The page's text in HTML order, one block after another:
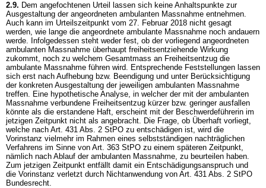
2.9. Dem angefochtenen Urteil lassen sich keine Anhaltspunkte zur
Ausgestaltung der angeordneten ambulanten Massnahme entnehmen.
Auch kann im Urteilszeitpunkt vom 27. Februar 2018 nicht gesagt
werden, wie lange die angeordnete ambulante Massnahme noch andauern
werde. Infolgedessen steht weder fest, ob der vorliegend angeordneten
ambulanten Massnahme überhaupt freiheitsentziehende Wirkung
zukommt, noch zu welchem Gesamtmass an Freiheitsentzug die
ambulante Massnahme führen wird. Entsprechende Feststellungen lassen
sich erst nach Aufhebung bzw. Beendigung und unter Berücksichtigung
der konkreten Ausgestaltung der jeweiligen ambulanten Massnahme
treffen. Eine hypothetische Analyse, in welcher der mit der ambulanten
Massnahme verbundene Freiheitsentzug kürzer bzw. geringer ausfallen
könnte als die erstandene Haft, erscheint mit der Beschwerdeführerin im
jetzigen Zeitpunkt nicht als angebracht. Die Frage, ob Überhaft vorliegt,
welche nach Art. 431 Abs. 2 StPO zu entschädigen ist, wird die
Vorinstanz vielmehr im Rahmen eines selbstständigen nachträglichen
Verfahrens im Sinne von Art. 363 StPO zu einem späteren Zeitpunkt,
nämlich nach Ablauf der ambulanten Massnahme, zu beurteilen haben.
Zum jetzigen Zeitpunkt entfällt damit ein Entschädigungsanspruch und
die Vorinstanz verletzt durch Nichtanwendung von Art. 431 Abs. 2 StPO
Bundesrecht.